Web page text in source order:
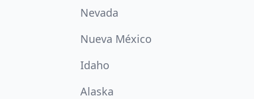
Nevada
Nueva México
Idaho
Alaska